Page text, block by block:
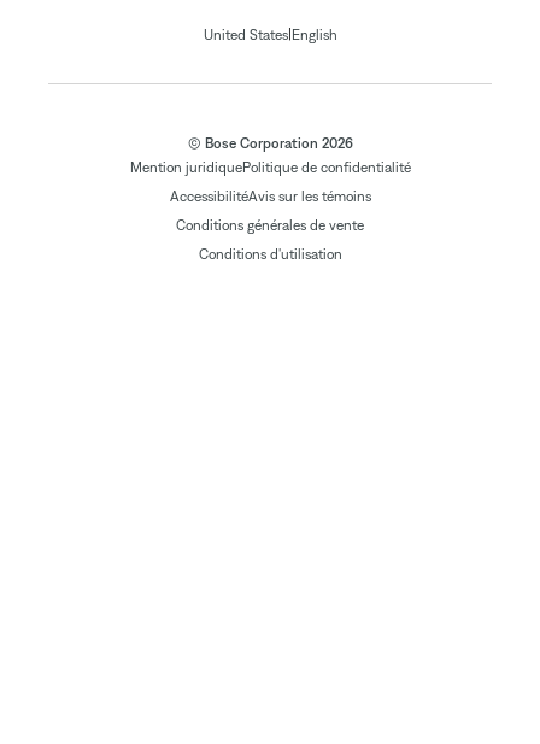
United States| English
© Bose Corporation 2026
Mention juridiquePolitique de confidentialité
AccessibilitéAvis sur les témoins
Conditions générales de vente
Conditions d'utilisation